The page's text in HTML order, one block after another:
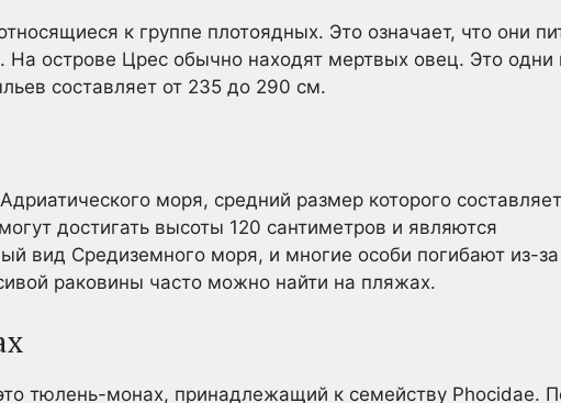
к группе плотоядных. Это означает, что они
острове Црес обычно находят мертвых овец. Это одни
составляет от 235 до 290 см.
моря, средний размер которого
достигать высоты 120 сантиметров и являются
вид Средиземного моря, и многие особи погибают из-за
раковины часто можно найти на пляжах.
тюлень-монах, принадлежащий к семейству Phocidae.